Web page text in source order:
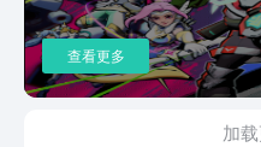
以说玩家哪怕处于离线的
源，从而能够圆自己修仙
是大道仙途手游的社交玩
以跨服组队去pk，也能够
战斗技巧交流游戏的心得
查看更多
加